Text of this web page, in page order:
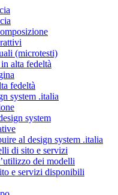
(microtesti)
alta fedeltà
fedeltà
system .italia
system
al design system .italia
di sito e servizi
dei modelli
e servizi disponibili